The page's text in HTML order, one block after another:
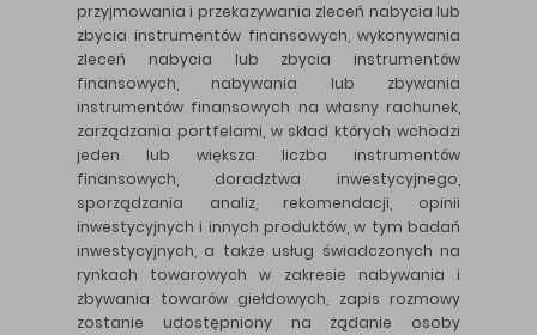
przyjmowania i przekazywania zleceń nabycia lub
zbycia instrumentów finansowych, wykonywania
zleceń nabycia lub zbycia instrumentów
finansowych, nabywania lub zbywania
instrumentów finansowych na własny rachunek,
zarządzania portfelami, w skład których wchodzi
jeden lub większa liczba instrumentów
finansowych, doradztwa inwestycyjnego,
sporządzania analiz, rekomendacji, opinii
inwestycyjnych i innych produktów, w tym badań
inwestycyjnych, a także usług świadczonych na
rynkach towarowych w zakresie nabywania i
zbywania towarów giełdowych, zapis rozmowy
zostanie udostępniony na żądanie osoby